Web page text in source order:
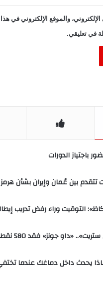
والموقع الإلكتروني في
في تعليقي.
باجتياز الدورات
بين عُمان وإيران بشأن هرمز
التوقيت وراء رفض تدريب
«داو جونز» فقد 580 نقطة
ماذا يحدث داخل دماغك عندما